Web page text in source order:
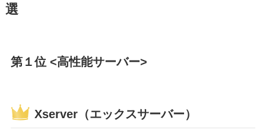
選
第１位 <高性能サーバー>
Xserver（エックスサーバー）